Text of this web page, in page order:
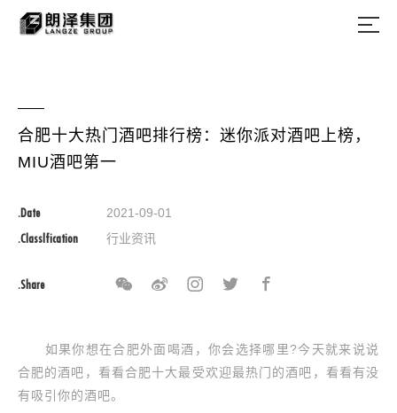
合肥十大热门酒吧排行榜：迷你派对酒吧上榜，
MIU酒吧第一
.Date 2021-09-01
.Classlfication 行业资讯
.Share
如果你想在合肥外面喝酒，你会选择哪里?今天就来说说
合肥的酒吧，看看合肥十大最受欢迎最热门的酒吧，看看有没
有吸引你的酒吧。